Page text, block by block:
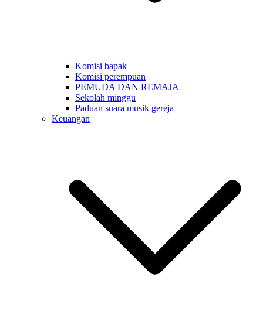
Komisi bapak
Komisi perempuan
PEMUDA DAN REMAJA
Sekolah minggu
Paduan suara musik gereja
Keuangan